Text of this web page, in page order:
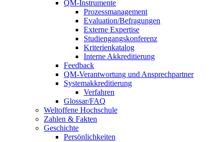
QM-Instrumente
Prozessmanagement
Evaluation/Befragungen
Externe Expertise
Studiengangskonferenz
Kriterienkatalog
Interne Akkreditierung
Feedback
QM-Verantwortung und Ansprechpartner
Systemakkreditierung
Verfahren
Glossar/FAQ
Weltoffene Hochschule
Zahlen & Fakten
Geschichte
Persönlichkeiten